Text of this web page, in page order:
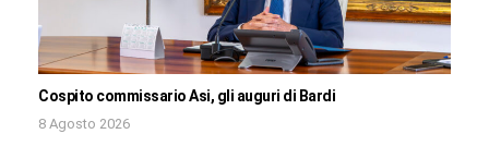
Cospito commissario Asi, gli auguri di Bardi
8 Agosto 2026